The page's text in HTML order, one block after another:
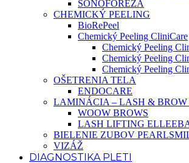
SONOFORÉZA
CHEMICKÝ PEELING
BioRePeel
Chemický Peeling CliniCare
Chemický Peeling
Chemický Peeling
Chemický Peeling
OŠETRENIA TELA
ENDOCARE
LAMINÁCIA – LASH & BROW
WOOW BROWS
LASH LIFTING
BIELENIE ZUBOV
VIZÁŽ
DIAGNOSTIKA PLETI